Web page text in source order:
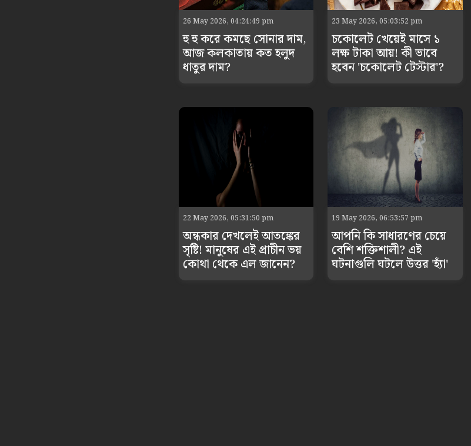
26 May 2026, 04:24:49 pm
হু হু করে কমছে সোনার দাম,
আজ কলকাতায় কত হলুদ
ধাতুর দাম?
23 May 2026, 05:03:52 pm
চকোলেট খেয়েই মাসে ১
লক্ষ টাকা আয়! কী ভাবে
হবেন 'চকোলেট টেস্টার'?
22 May 2026, 05:31:50 pm
অন্ধকার দেখলেই আতঙ্কের
সৃষ্টি! মানুষের এই প্রাচীন ভয়
কোথা থেকে এল জানেন?
19 May 2026, 06:53:57 pm
আপনি কি সাধারণের চেয়ে
বেশি শক্তিশালী? এই
ঘটনাগুলি ঘটলে উত্তর 'হ্যাঁ'